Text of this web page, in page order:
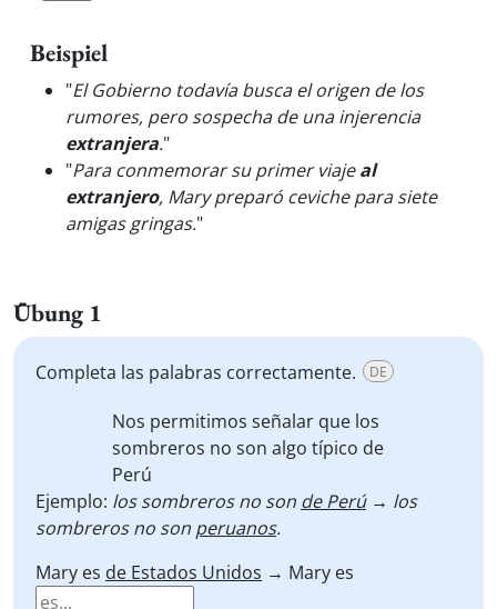
Beispiel
"El Gobierno todavía busca el origen de los
rumores, pero sospecha de una injerencia
extranjera."
"Para conmemorar su primer viajeal
extranjero, Mary preparó ceviche para siete
amigas gringas."
Übung 1
Completa las palabras correctamente. DE
Nos permitimos señalar que los
sombreros no son algo típico de
Perú
Ejemplo: los sombreros no son de Perú→ los
sombreros no son peruanos.
Mary es de Estados Unidos → Mary es